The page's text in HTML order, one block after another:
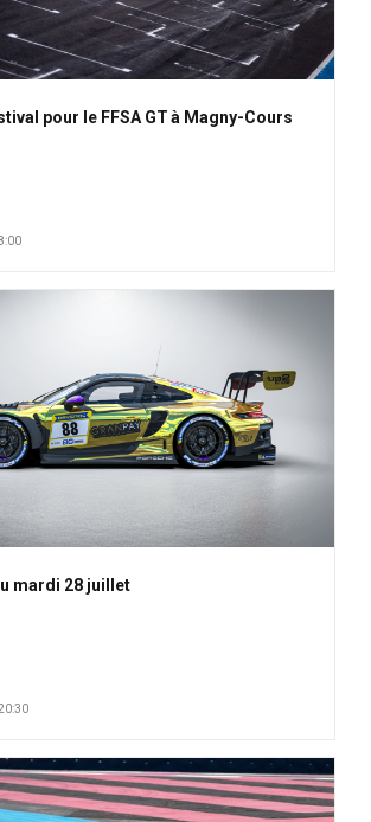
pour le FFSA GT à Magny-Cours
mardi 28 juillet